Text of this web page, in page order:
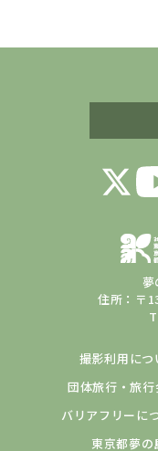
住所：〒
撮影利用につ
団体旅行・旅
バリアフリーに
東京都夢の